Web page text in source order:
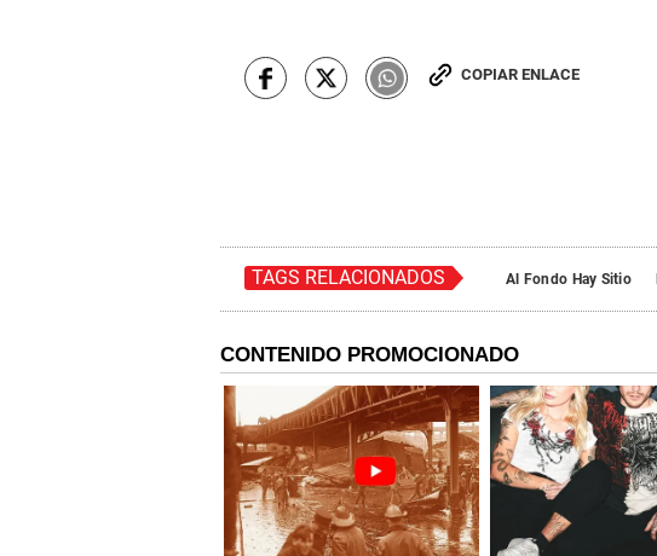
COPIAR ENLACE
TAGS RELACIONADOS Al Fondo Hay Sitio